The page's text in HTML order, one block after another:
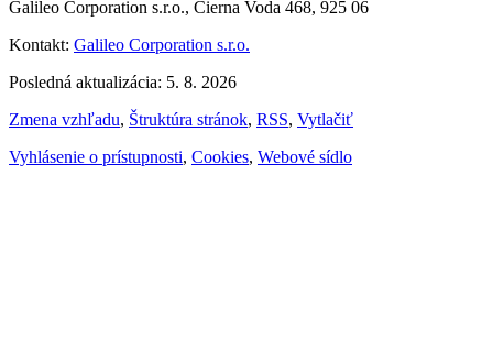
Galileo Corporation s.r.o., Čierna Voda 468, 925 06
Kontakt: Galileo Corporation s.r.o.
Posledná aktualizácia: 5. 8. 2026
Zmena vzhľadu, Štruktúra stránok, RSS, Vytlačiť
Vyhlásenie o prístupnosti, Cookies, Webové sídlo